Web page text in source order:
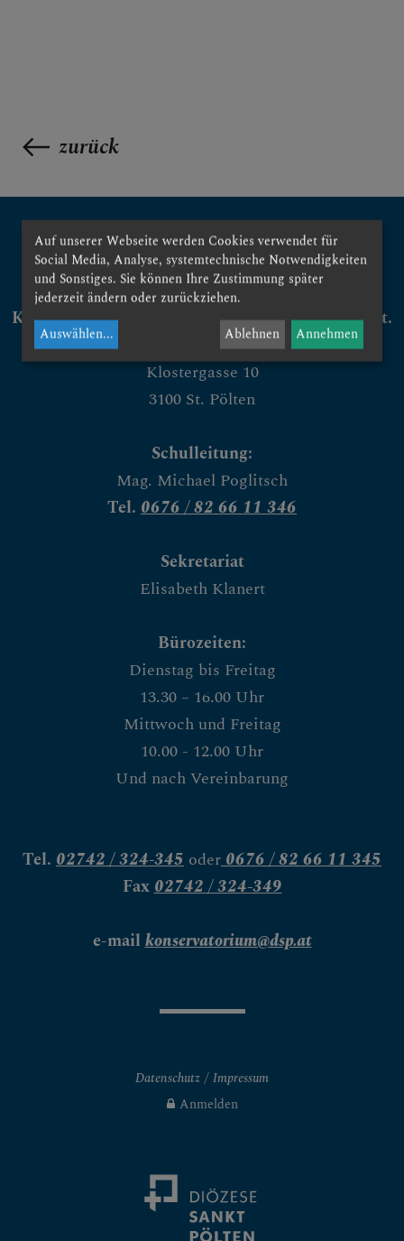
zurück
Konservatorium für Kirchenmusik der Diözese St.
Pölten
Klostergasse 10
3100 St. Pölten
Schulleitung:
Mag. Michael Poglitsch
Tel. 0676 / 82 66 11 346
Sekretariat
Elisabeth Klanert
Bürozeiten:
Dienstag bis Freitag
13.30 – 16.00 Uhr
Mittwoch und Freitag
10.00 - 12.00 Uhr
Und nach Vereinbarung
Tel. 02742 / 324-345 oder0676 / 82 66 11 345
Fax02742 / 324-349
e-mailkonservatorium@dsp.at
Datenschutz
Impressum
Anmelden
Auf unserer Webseite werden Cookies verwendet für
Social Media, Analyse, systemtechnische Notwendigkeiten
und Sonstiges. Sie können Ihre Zustimmung später
jederzeit ändern oder zurückziehen.
Auswählen... Ablehnen Annehmen